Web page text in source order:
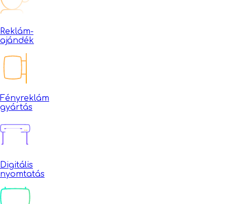
Reklám-
ajándék
Fényreklám
gyártás
Digitális
nyomtatás